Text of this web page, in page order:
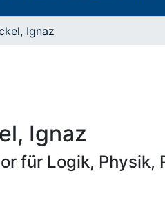
Ignaz
Ignaz
für Logik, Physik,